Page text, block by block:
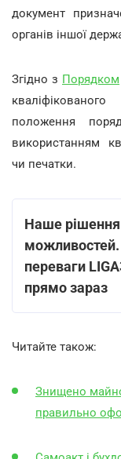
документ
органів іншої
Згідно з Порядком
положення
використанням
чи печатки.
Наше
можливостей.
переваги
прямо зараз
Читайте також:
Знищено
правильно